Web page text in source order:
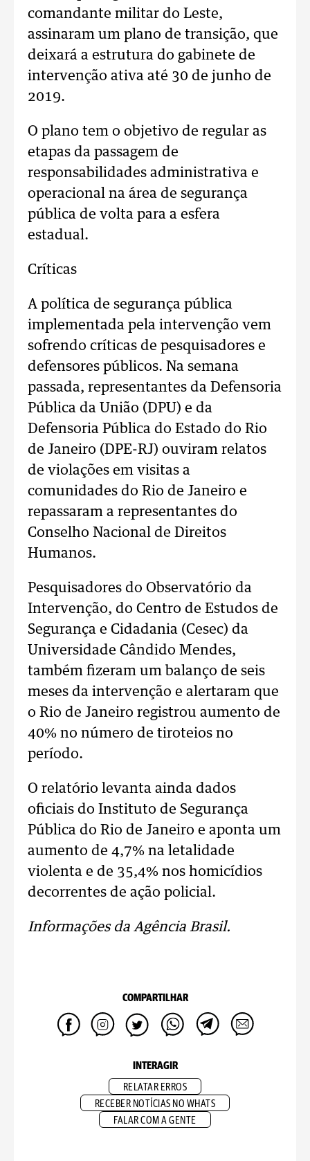
comandante militar do Leste,
assinaram um plano de transição, que
deixará a estrutura do gabinete de
intervenção ativa até 30 de junho de
2019.
O plano tem o objetivo de regular as
etapas da passagem de
responsabilidades administrativa e
operacional na área de segurança
pública de volta para a esfera
estadual.
Críticas
A política de segurança pública
implementada pela intervenção vem
sofrendo críticas de pesquisadores e
defensores públicos. Na semana
passada, representantes da Defensoria
Pública da União (DPU) e da
Defensoria Pública do Estado do Rio
de Janeiro (DPE-RJ) ouviram relatos
de violações em visitas a
comunidades do Rio de Janeiro e
repassaram a representantes do
Conselho Nacional de Direitos
Humanos.
Pesquisadores do Observatório da
Intervenção, do Centro de Estudos de
Segurança e Cidadania (Cesec) da
Universidade Cândido Mendes,
também fizeram um balanço de seis
meses da intervenção e alertaram que
o Rio de Janeiro registrou aumento de
40% no número de tiroteios no
período.
O relatório levanta ainda dados
oficiais do Instituto de Segurança
Pública do Rio de Janeiro e aponta um
aumento de 4,7% na letalidade
violenta e de 35,4% nos homicídios
decorrentes de ação policial.
Informações da Agência Brasil.
COMPARTILHAR
INTERAGIR
RELATAR ERROS
RECEBER NOTÍCIAS NO WHATS
FALAR COM A GENTE